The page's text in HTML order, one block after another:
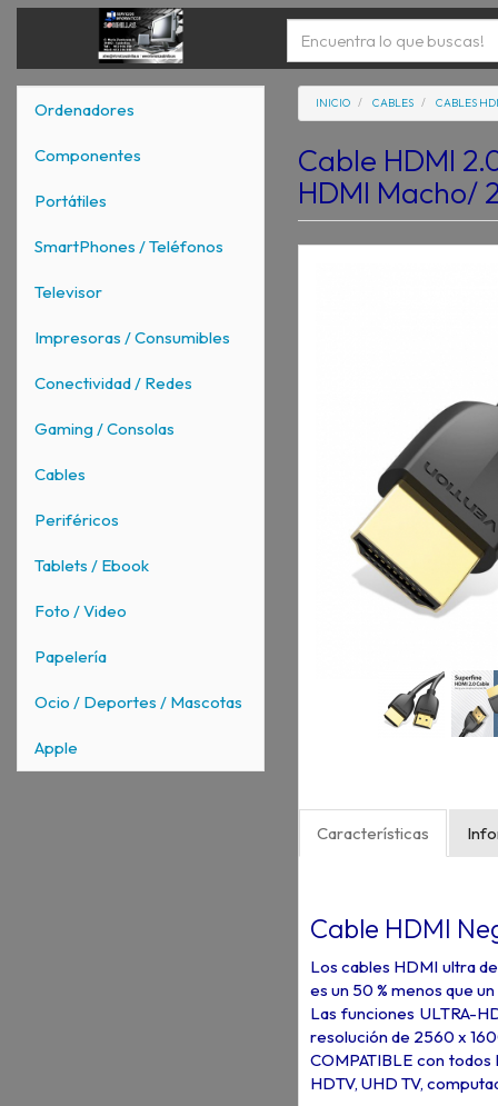
Ordenadores
Componentes
Portátiles
SmartPhones / Teléfonos
Televisor
Impresoras / Consumibles
Conectividad / Redes
Gaming / Consolas
Cables
Periféricos
Tablets / Ebook
Foto / Video
Papelería
Ocio / Deportes / Mascotas
Apple
INICIO CABLES CABLES
Cable HDMI
HDMI Macho/
Características
Cable HDMI
Los cables HDMI ultra
es un 50 % menos que
Las funciones ULTRA-
resolución de 2560 x
COMPATIBLE con
HDTV, UHD TV,